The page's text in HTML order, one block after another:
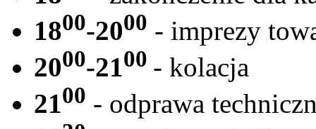
1800-2000 - imprezy
2000-2100 - kolacja
2100 - odprawa